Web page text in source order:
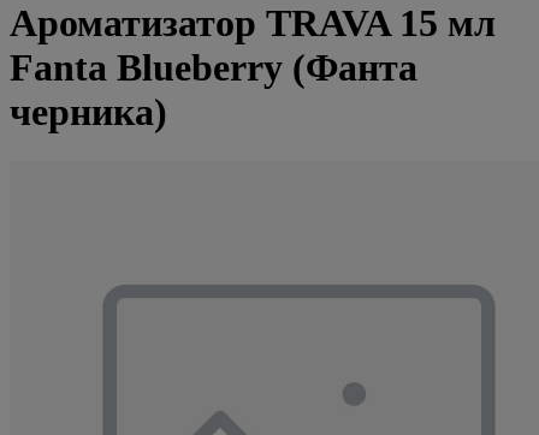
Ароматизатор TRAVA 15 мл
Fanta Blueberry (Фанта
черника)